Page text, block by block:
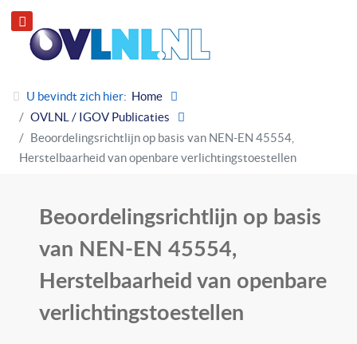
U bevindt zich hier: Home
OVLNL / IGOV Publicaties
Beoordelingsrichtlijn op basis van NEN-EN 45554,
Herstelbaarheid van openbare verlichtingstoestellen
Beoordelingsrichtlijn op basis
van NEN-EN 45554,
Herstelbaarheid van openbare
verlichtingstoestellen